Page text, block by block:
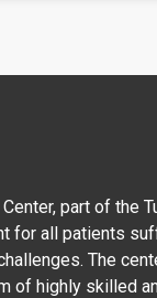
part of the
for all patients
The
of highly skilled